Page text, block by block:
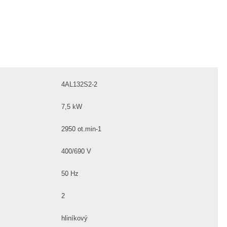
4AL132S2-2
7,5 kW
2950 ot.min-1
400/690 V
50 Hz
2
hliníkový